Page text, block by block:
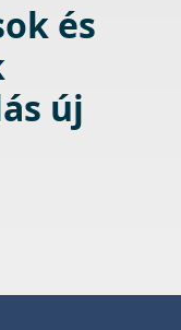
és
új